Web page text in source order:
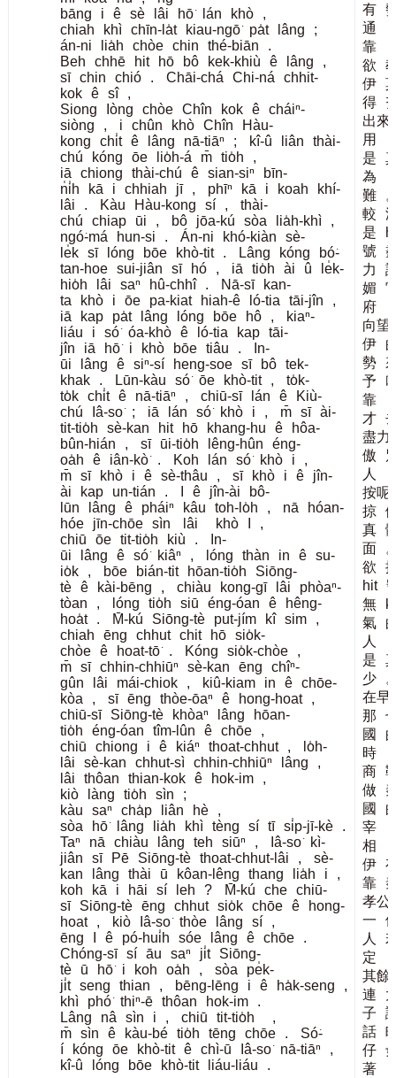
bāng
i ê sè lâi hō͘ lán khò
,
chiah
khì chīn-la̍t kiau-ngō͘ pa̍t lâng
;
án-ni
lia̍h chòe chin thé-biān
.
Beh
chhē hit hō bô kek-khiù ê lâng
,
sī chin chió . Chāi-chá Chi-ná
chhit-
kok ê sî
,
Siong
Iòng chòe Chîn kok ê cháiⁿ-
siòng
, i chûn khò Chîn
Hàu-
kong
chi̍t ê lâng nā-tiāⁿ ; kî-û liân
thài-
chú
kóng ōe lio̍h-á m̄ tio̍h
,
iā
chiong thài-chú ê sian-siⁿ
bīn-
n̍i̍h
kā i chhiah jī , phīⁿ kā i koah
khí-
lâi
. Kàu Hàu-kong sí ,
thài-
chú
chiap ūi , bô jōa-kú sòa lia̍h-khì
,
ngó͘-má
hun-si . Án-ni khó-kiàn
sè-
le̍k sī lóng bōe khò-tit . Lâng kóng
bó͘-
tan-hoe sui-jiân sī hó , iā tio̍h ài û
le̍k-
hio̍h
lâi saⁿ hû-chhî . Nā-sī
kan-
ta
khò i ōe pa-kiat hiah-ê ló-tia tāi-jîn
,
iā
kap pa̍t lâng lóng bōe hô ,
kiaⁿ-
liáu
i só͘ óa-khò ê ló-tia kap tāi-
jîn
iā hō͘ i khò bōe tiâu .
In-
ūi
lâng ê siⁿ-sí heng-soe sī bô tek-
khak
. Lūn-kàu só͘ ōe khò-tit ,
to̍k-
to̍k chi̍t ê nā-tiāⁿ , chiū-sī lán ê
Kiù-
chú
Iâ-so͘ ; iā lán só͘ khò i , m̄ sī ài-
tit-tio̍h
sè-kan hit hō khang-hu ê
hôa-
bûn-hián
, sī ūi-tio̍h lêng-hûn
éng-
oa̍h
ê iân-kò͘ . Koh lán só͘ khò i
,
m̄ sī khò i ê sè-thâu , sī khò i ê
jîn-
ài
kap un-tián . ê jîn-ài
bô-
lūn
lâng ê pháiⁿ kâu toh-lo̍h , nā
hóan-
hóe
jīn-chōe sìn lâi khò
,
chiū
ōe tit-tio̍h kiù .
In-
ūi
lâng ê só͘ kiâⁿ , lóng thàn in ê su-
io̍k
, bōe bián-tit hōan-tio̍h
Siōng-
tè ê kài-bēng , chiàu kong-gī lâi
phòaⁿ-
tòan
, lóng tio̍h siū éng-óan ê
hêng-
hoa̍t
. M̄-kú Siōng-tè put-jím kî sim
,
chiah
ēng chhut chit hō sio̍k-
chòe ê hoat-tō͘ . Kóng sio̍k-chòe
,
m̄ sī chhin-chhiūⁿ sè-kan ēng
chîⁿ-
gûn
lâi mái-chiok , kiû-kiam in ê chōe-
kòa
, sī ēng thòe-ōaⁿ ê hong-hoat
,
chiū-sī
Siōng-tè khòaⁿ lâng
hōan-
tio̍h
éng-óan tîm-lûn ê chōe
,
chiū
chiong i ê kiáⁿ thoat-chhut ,
lo̍h-
lâi
sè-kan chhut-sì chhin-chhiūⁿ lâng
,
lâi
thôan thian-kok ê hok-im
,
kiò
làng tio̍h sìn
;
kàu
saⁿ cha̍p liân hè
,
sòa
hō͘ lâng lia̍h khì tèng sí tī si̍p-jī-kè
.
Taⁿ
nā chiàu lâng teh siūⁿ , Iâ-so͘
kì-
jiân
sī Pē Siōng-tè thoat-chhut-lâi ,
sè-
kan
lâng thài ū kôan-lêng thang lia̍h i
,
koh
kā i hāi sí leh ? M̄-kú che chiū-
sī
Siōng-tè ēng chhut sio̍k chōe ê
hong-
hoat
, kiò Iâ-so͘ thòe lâng sí
,
ēng
ê pó-hui̍h sóe lâng ê chōe
.
Chóng-sī sí āu saⁿ ji̍t
Siōng-
tè
ū hō͘ i koh oa̍h , sòa
pe̍k-
ji̍t seng thian , bēng-lēng i ê ha̍k-seng
,
khì
phó͘ thiⁿ-ē thôan hok-im
.
Lâng
nâ sìn i , chiū tit-tio̍h
,
m̄ sìn ê kàu-bé tio̍h tēng chōe .
Só͘-
í
kóng ōe khò-tit ê chì-ū Iâ-so͘ nā-tiāⁿ
,
kî-û
lóng bōe khò-tit liáu-liáu .
有
通
靠
欲
伊
得
出來
用
是
為
難
較
是
號
力
媚
府
向望
伊
勢
予
靠
才
盡力
傲
人
按呢
掠
真
面
欲
hit
無
氣
人
是
少
在早
那
國
時
商
做
國
宰
相
伊
靠
孝公
一
人
定
其餘
連
子
話
仔
著